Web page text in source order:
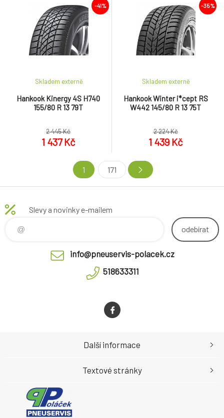
-41%
Hankook Kinergy 4S H740
155/80 R 13 79T
Skladem externě
2 445 Kč
1 437 Kč
-35%
Hankook Winter i*cept RS
W442 145/80 R 13 75T
Skladem externě
2 224 Kč
1 439 Kč
1 171
Slevy a novinky e-mailem
odebírat
info@pneuservis-polacek.cz
518633311
Další informace
Textové stránky